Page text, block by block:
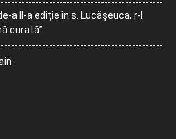
a II-a ediție în s. Lucășeuca, r-l
curată”